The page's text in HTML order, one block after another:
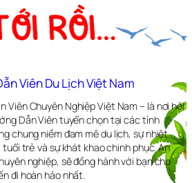
Viên Du Lịch Việt Nam
Viên Chuyên Nghiệp Việt Nam – là nơi hội
Dẫn Viên tuyển chọn tại các tỉnh
chung niềm đam mê du lịch, sự nhiệt
trẻ và sự khát khao chinh phục. An
nghiệp, sẽ đồng hành với bạn cho
đi hoàn hảo nhất.